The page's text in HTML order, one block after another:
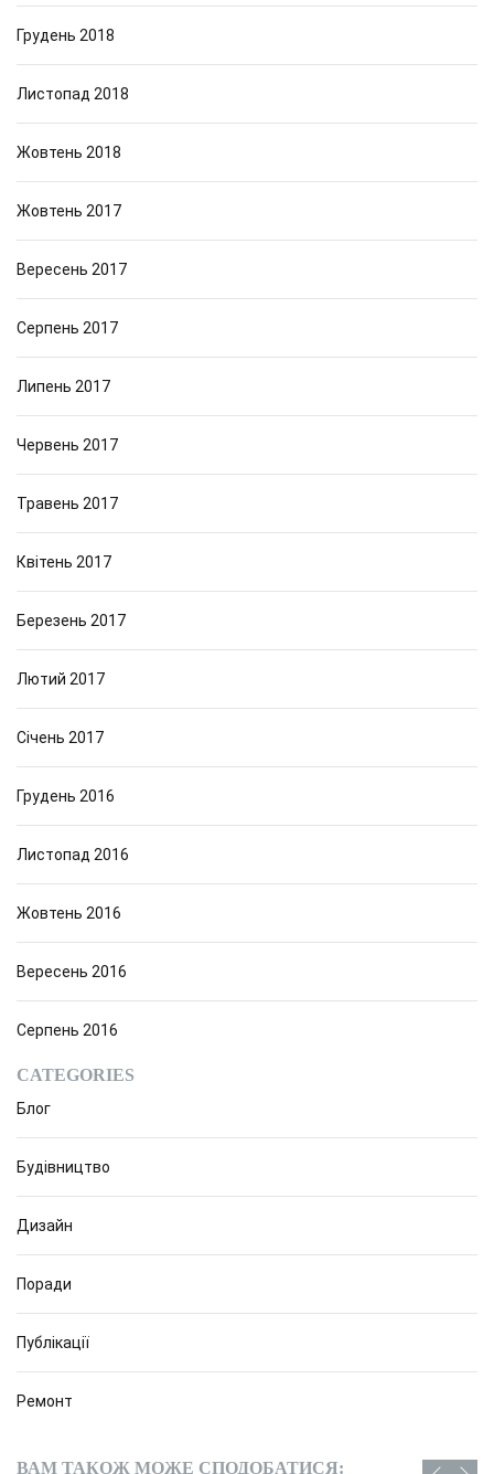
Грудень 2018
Листопад 2018
Жовтень 2018
Жовтень 2017
Вересень 2017
Серпень 2017
Липень 2017
Червень 2017
Травень 2017
Квітень 2017
Березень 2017
Лютий 2017
Січень 2017
Грудень 2016
Листопад 2016
Жовтень 2016
Вересень 2016
Серпень 2016
CATEGORIES
Блог
Будівництво
Дизайн
Поради
Публікації
Ремонт
ВАМ ТАКОЖ МОЖЕ СПОДОБАТИСЯ: